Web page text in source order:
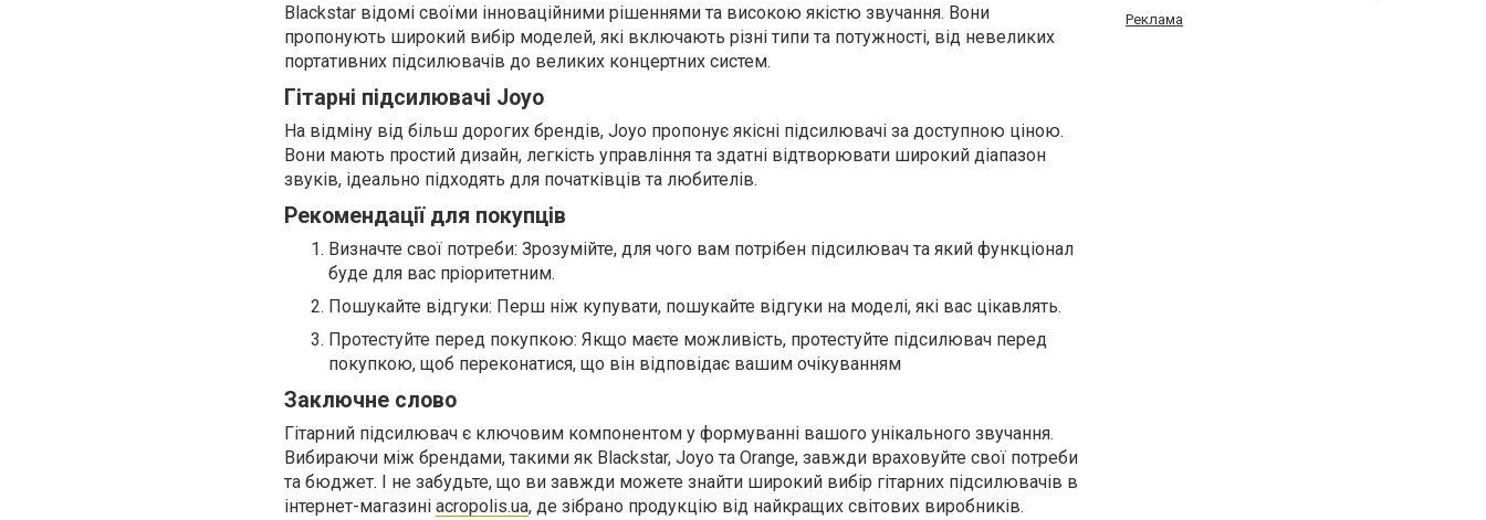
Blackstar відомі своїми інноваційними рішеннями та високою якістю звучання. Вони
пропонують широкий вибір моделей, які включають різні типи та потужності, від невеликих
портативних підсилювачів до великих концертних систем.
Гітарні підсилювачі Joyo
На відміну від більш дорогих брендів, Joyo пропонує якісні підсилювачі за доступною ціною.
Вони мають простий дизайн, легкість управління та здатні відтворювати широкий діапазон
звуків, ідеально підходять для початківців та любителів.
Рекомендації для покупців
Визначте свої потреби: Зрозумійте, для чого вам потрібен підсилювач та який функціонал
буде для вас пріоритетним.
Пошукайте відгуки: Перш ніж купувати, пошукайте відгуки на моделі, які вас цікавлять.
Протестуйте перед покупкою: Якщо маєте можливість, протестуйте підсилювач перед
покупкою, щоб переконатися, що він відповідає вашим очікуванням
Заключне слово
Гітарний підсилювач є ключовим компонентом у формуванні вашого унікального звучання.
Вибираючи між брендами, такими як Blackstar, Joyo та Orange, завжди враховуйте свої потреби
та бюджет. І не забудьте, що ви завжди можете знайти широкий вибір гітарних підсилювачів в
інтернет-магазині acropolis.ua, де зібрано продукцію від найкращих світових виробників.
Реклама